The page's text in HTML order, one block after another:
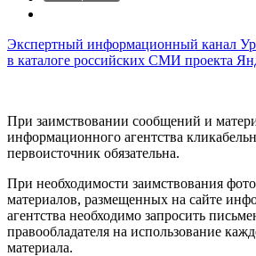
Экспертный информационный канал
в каталоге российских СМИ проекта
При заимствовании сообщений и
информационного агентства
первоисточник обязательна.
При необходимости заимствования
материалов, размещенных на сайте
агентства необходимо запросить
правообладателя на использование
материала.